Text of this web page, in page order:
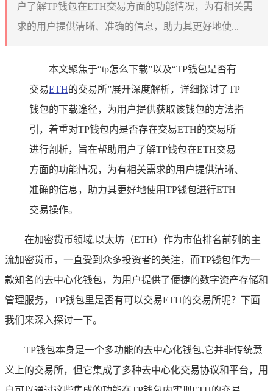
户了解TP钱包在ETH交易方面的功能情况，为有相关需
求的用户提供清晰、准确的信息，助力其更好地使...
本文聚焦于“tp怎么下载”以及“TP钱包是否有
交易ETH的交易所”展开深度解析，详细探讨了TP
钱包的下载途径，为用户提供获取该钱包的方法指
引，着重对TP钱包内是否存在交易ETH的交易所
进行剖析，旨在帮助用户了解TP钱包在ETH交易
方面的功能情况，为有相关需求的用户提供清晰、
准确的信息，助力其更好地使用TP钱包进行ETH
交易操作。
在加密货币领域,以太坊（ETH）作为市值排名前列的主
流加密货币，一直受到众多投资者的关注，而TP钱包作为一
款知名的去中心化钱包，为用户提供了便捷的数字资产存储和
管理服务，TP钱包里是否有可以交易ETH的交易所呢？下面
我们来深入探讨一下。
TP钱包本身是一个多功能的去中心化钱包,它并非传统意
义上的交易所，但它集成了多种去中心化交易协议和平台，用